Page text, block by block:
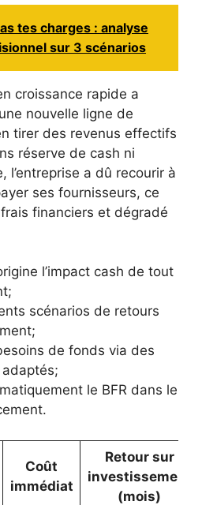
tes charges : analyse
sur 3 scénarios
croissance rapide a
nouvelle ligne de
tirer des revenus effectifs
réserve de cash ni
l’entreprise a dû recourir à
ses fournisseurs, ce
financiers et dégradé
l’impact cash de tout
scénarios de retours
de fonds via des
le BFR dans le
Coût
immédiat
Retour sur
investissement
(mois)